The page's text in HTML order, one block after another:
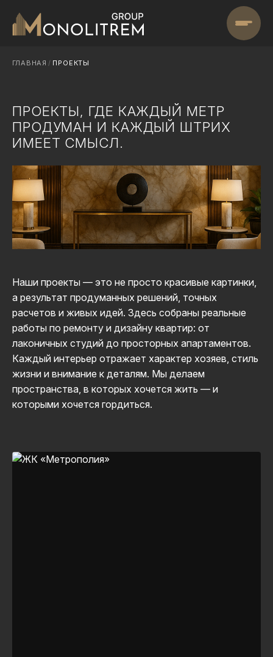
ГЛАВНАЯ / ПРОЕКТЫ
ПРОЕКТЫ, ГДЕ КАЖДЫЙ МЕТР
ПРОДУМАН И КАЖДЫЙ ШТРИХ
ИМЕЕТ СМЫСЛ.
Наши проекты — это не просто красивые картинки,
а результат продуманных решений, точных
расчетов и живых идей. Здесь собраны реальные
работы по ремонту и дизайну квартир: от
лаконичных студий до просторных апартаментов.
Каждый интерьер отражает характер хозяев, стиль
жизни и внимание к деталям. Мы делаем
пространства, в которых хочется жить — и
которыми хочется гордиться.